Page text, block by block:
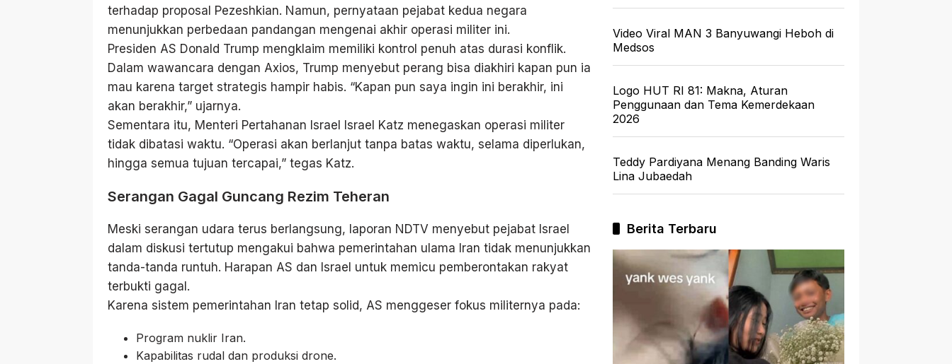
terhadap proposal Pezeshkian. Namun, pernyataan pejabat kedua negara
menunjukkan perbedaan pandangan mengenai akhir operasi militer ini.
Presiden AS Donald Trump mengklaim memiliki kontrol penuh atas durasi konflik.
Dalam wawancara dengan Axios, Trump menyebut perang bisa diakhiri kapan pun ia
mau karena target strategis hampir habis. “Kapan pun saya ingin ini berakhir, ini
akan berakhir,” ujarnya.
Sementara itu, Menteri Pertahanan Israel Israel Katz menegaskan operasi militer
tidak dibatasi waktu. “Operasi akan berlanjut tanpa batas waktu, selama diperlukan,
hingga semua tujuan tercapai,” tegas Katz.
Serangan Gagal Guncang Rezim Teheran
Meski serangan udara terus berlangsung, laporan NDTV menyebut pejabat Israel
dalam diskusi tertutup mengakui bahwa pemerintahan ulama Iran tidak menunjukkan
tanda-tanda runtuh. Harapan AS dan Israel untuk memicu pemberontakan rakyat
terbukti gagal.
Karena sistem pemerintahan Iran tetap solid, AS menggeser fokus militernya pada:
Program nuklir Iran.
Kapabilitas rudal dan produksi drone.
Video Viral MAN 3 Banyuwangi Heboh di
Medsos
Logo HUT RI 81: Makna, Aturan
Penggunaan dan Tema Kemerdekaan
2026
Teddy Pardiyana Menang Banding Waris
Lina Jubaedah
Berita Terbaru